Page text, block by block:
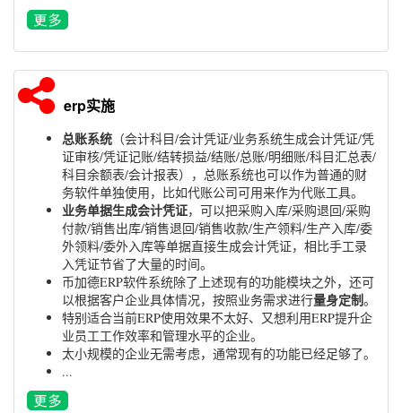
erp实施
总账系统 （会计科目/会计凭证/业务系统生成会计凭证/凭
证审核/凭证记账/结转损益/结账/总账/明细账/科目汇总表/
科目余额表/会计报表），总账系统也可以作为普通的财
务软件单独使用，比如代账公司可用来作为代账工具。
业务单据生成会计凭证，可以把采购入库/采购退回/采购
付款/销售出库/销售退回/销售收款/生产领料/生产入库/委
外领料/委外入库等单据直接生成会计凭证，相比手工录
入凭证节省了大量的时间。
币加德ERP软件系统除了上述现有的功能模块之外，还可
以根据客户企业具体情况，按照业务需求进行量身定制。
特别适合当前ERP使用效果不太好、又想利用ERP提升企
业员工工作效率和管理水平的企业。
太小规模的企业无需考虑，通常现有的功能已经足够了。
...